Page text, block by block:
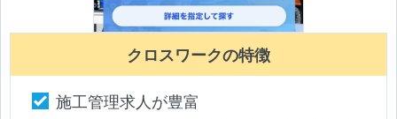
クロスワークの特徴
施工管理求人が豊富